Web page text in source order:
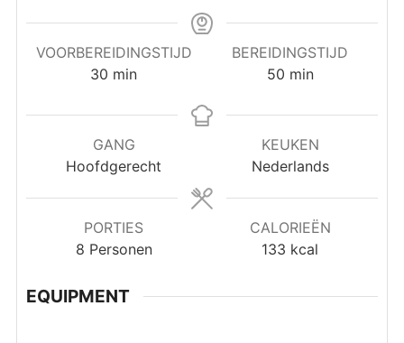
VOORBEREIDINGSTIJD
30 minuten
min
BEREIDINGSTIJD
50minuten
min
GANG
Hoofdgerecht
KEUKEN
Nederlands
PORTIES
8 Personen
CALORIEËN
133 kcal
EQUIPMENT